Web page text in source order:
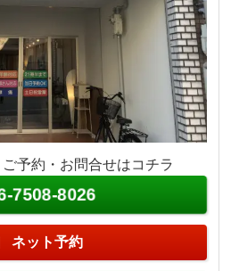
予約・お問合せはコチラ
7508-8026
ネット予約